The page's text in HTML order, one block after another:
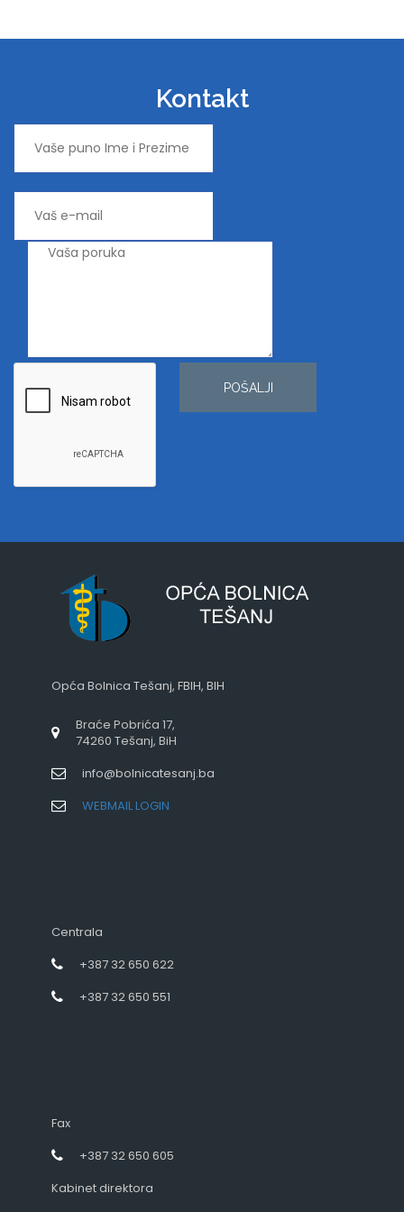
Kontakt
POŠALJI
Opća Bolnica Tešanj, FBIH, BIH
Braće Pobrića 17,
74260 Tešanj, BiH
info@bolnicatesanj.ba
WEBMAIL LOGIN
Centrala
+387 32 650 622
+387 32 650 551
Fax
+387 32 650 605
Kabinet direktora